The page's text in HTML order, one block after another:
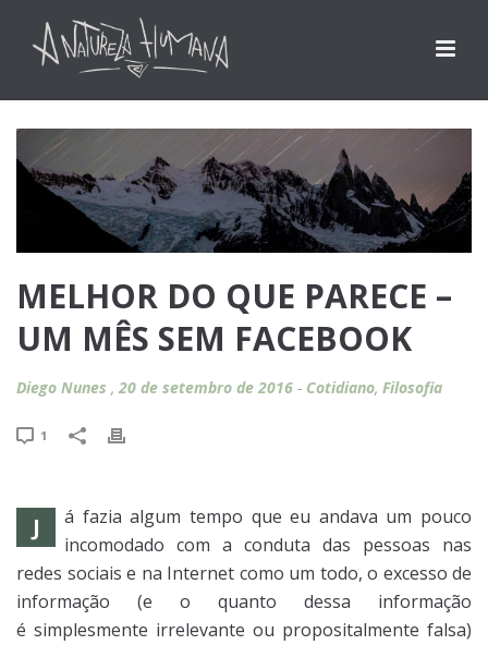
MELHOR DO QUE PARECE –
UM MÊS SEM FACEBOOK
Diego Nunes , 20 de setembro de 2016 - Cotidiano, Filosofia
1
J
á fazia algum tempo que eu andava um pouco
incomodado com a conduta das pessoas nas
redes sociais e na Internet como um todo, o excesso de
informação (e o quanto dessa informação
é simplesmente irrelevante ou propositalmente falsa)